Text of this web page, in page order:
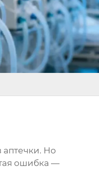
аптечки. Но
ошибка —